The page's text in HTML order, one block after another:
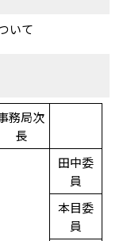
いて
務局次
長
田中委
員
本目委
員